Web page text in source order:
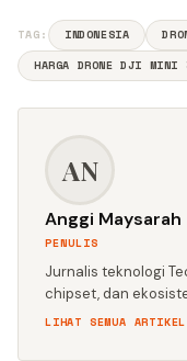
TAG: INDONESIA
HARGA DRONE DJI MINI
AN
Anggi Maysarah
PENULIS
Jurnalis teknologi
chipset, dan
LIHAT SEMUA